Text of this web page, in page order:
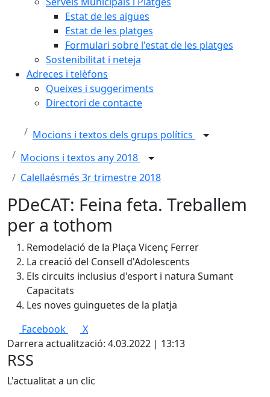
Estat de les aigües
Estat de les platges
Formulari sobre l'estat de les platges
Sostenibilitat i neteja
Adreces i telèfons
Queixes i suggeriments
Directori de contacte
Mocions i textos dels grups polítics
Mocions i textos any 2018
Calellaésmés 3r trimestre 2018
PDeCAT: Feina feta. Treballem
per a tothom
Remodelació de la Plaça Vicenç Ferrer
La creació del Consell d'Adolescents
Els circuits inclusius d'esport i natura Sumant
Capacitats
Les noves guinguetes de la platja
Facebook
X
Darrera actualització: 4.03.2022 | 13:13
RSS
L'actualitat a un clic